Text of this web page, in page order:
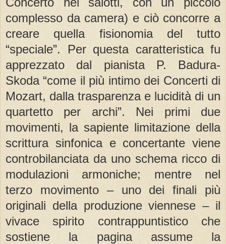
complesso da camera) e ciò concorre a
creare quella fisionomia del tutto
“speciale”. Per questa caratteristica fu
apprezzato dal pianista P. Badura-
Skoda “come il più intimo dei Concerti di
Mozart, dalla trasparenza e lucidità di un
quartetto per archi”. Nei primi due
movimenti, la sapiente limitazione della
scrittura sinfonica e concertante viene
controbilanciata da uno schema ricco di
modulazioni armoniche; mentre nel
terzo movimento – uno dei finali più
originali della produzione viennese – il
vivace spirito contrappuntistico che
sostiene la pagina assume la